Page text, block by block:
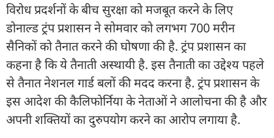
विरोध प्रदर्शनों के बीच सुरक्षा को मजबूत करने के लिए
डोनाल्ड ट्रंप प्रशासन ने सोमवार को लगभग 700 मरीन
सैनिकों को तैनात करने की घोषणा की है. ट्रंप प्रशासन का
कहना है कि ये तैनाती अस्थायी है. इस तैनाती का उद्देश्य पहले
से तैनात नेशनल गार्ड बलों की मदद करना है. ट्रंप प्रशासन के
इस आदेश की कैलिफोर्निया के नेताओं ने आलोचना की है और
अपनी शक्तियों का दुरुपयोग करने का आरोप लगाया है.